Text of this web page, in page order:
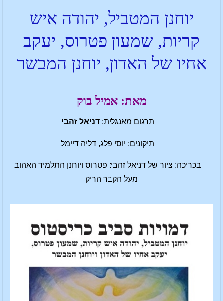
יוחנן המטביל, יהודה איש
קריות, שמעון פטרוס, יעקב
אחיו של האדון, יוחנן המבשר
מאת: אמיל בוק
תרגום מאנגלית:דניאל זהבי
תיקונים: יוסי פלג, דליה דיימל
בכריכה: ציור של דניאל זהבי: פטרוס ויוחנן התלמיד האהוב
מעל הקבר הריק